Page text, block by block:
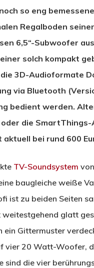
so eng
Regalboden
6,5“-Subwoofer
solch kompakt
3D-Audioformate
via Bluetooth
bedient werden.
die
bei rund 600
TV-Soundsystem
baugleiche weiße
ist zu beiden Seiten
weitestgehend glatt
ein Gittermuster
vier 20 Watt-Woofer,
sind die vier